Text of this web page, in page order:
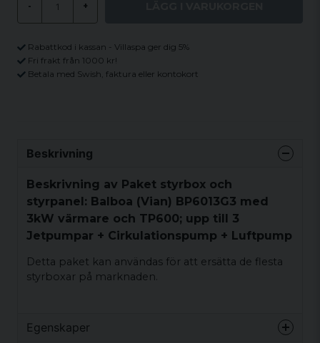
- +
Rabattkod i kassan - Villaspa ger dig 5%
Fri frakt från 1000 kr!
Betala med Swish, faktura eller kontokort
Beskrivning
Beskrivning av Paket styrbox och
styrpanel: Balboa (Vian) BP6013G3 med
3kW värmare och TP600; upp till 3
Jetpumpar + Cirkulationspump + Luftpump
Detta paket kan användas för att ersätta de flesta
styrboxar på marknaden.
Egenskaper